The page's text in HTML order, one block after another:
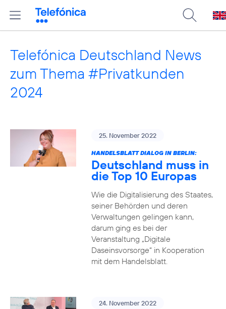
Telefónica Deutschland News
zum Thema #Privatkunden
2024
25. November 2022
HANDELSBLATT DIALOG IN BERLIN:
Deutschland muss in
die Top 10 Europas
Wie die Digitalisierung des Staates,
seiner Behörden und deren
Verwaltungen gelingen kann,
darum ging es bei der
Veranstaltung „Digitale
Daseinsvorsorge“ in Kooperation
mit dem Handelsblatt.
24. November 2022